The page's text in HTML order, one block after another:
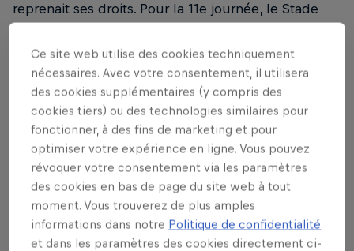
reprenait ses droits. Pour la 11e journée, le Stade
terres du Racing 92.
LE RED BULL ORIGINAL
Red Bull Energy Drink
En savoir plus
Ce site web utilise des cookies techniquement
nécessaires. Avec votre consentement, il utilisera
des cookies supplémentaires (y compris des
cookies tiers) ou des technologies similaires pour
fonctionner, à des fins de marketing et pour
optimiser votre expérience en ligne. Vous pouvez
révoquer votre consentement via les paramètres
des cookies en bas de page du site web à tout
moment. Vous trouverez de plus amples
informations dans notre Politique de confidentialité
et dans les paramètres des cookies directement ci-